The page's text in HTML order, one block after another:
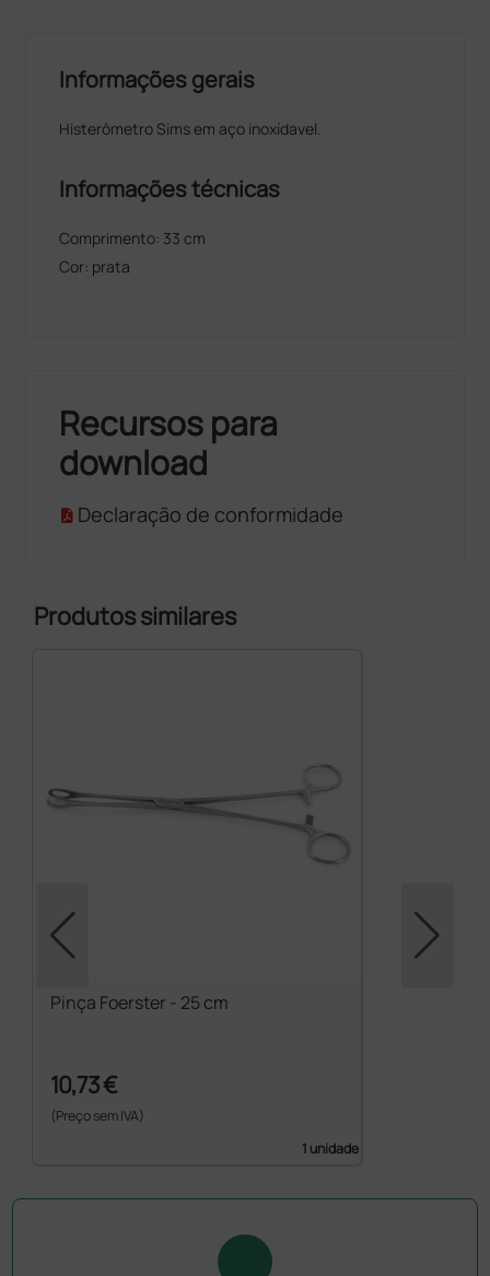
Informações gerais
Histerômetro Sims em aço inoxídavel.
Informações técnicas
Comprimento: 33 cm
Cor: prata
Recursos para
download
Declaração de conformidade
Produtos similares
Pinça Foerster - 25 cm
10,73 €
(Preço sem IVA)
1 unidade